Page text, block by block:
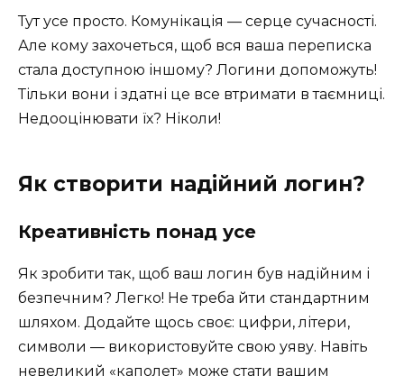
Тут усе просто. Комунікація — серце сучасності.
Але кому захочеться, щоб вся ваша переписка
стала доступною іншому? Логини допоможуть!
Тільки вони і здатні це все втримати в таємниці.
Недооцінювати їх? Ніколи!
Як створити надійний логин?
Креативність понад усе
Як зробити так, щоб ваш логин був надійним і
безпечним? Легко! Не треба йти стандартним
шляхом. Додайте щось своє: цифри, літери,
символи — використовуйте свою уяву. Навіть
невеликий «каполет» може стати вашим